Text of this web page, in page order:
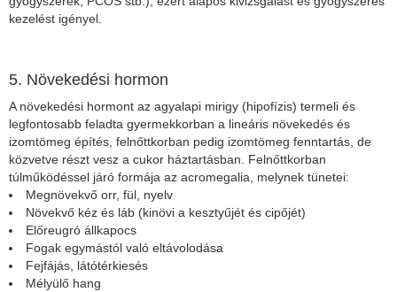
kezelést igényel.
5. Növekedési hormon
A növekedési hormont az agyalapi mirigy (hipofízis) termeli és
legfontosabb feladta gyermekkorban a lineáris növekedés és
izomtömeg építés, felnőttkorban pedig izomtömeg fenntartás, de
közvetve részt vesz a cukor háztartásban. Felnőttkorban
túlműködéssel járó formája az acromegalia, melynek tünetei:
Megnövekvő orr, fül, nyelv
Növekvő kéz és láb (kinövi a kesztyűjét és cipőjét)
Előreugró állkapocs
Fogak egymástól való eltávolodása
Fejfájás, látótérkiesés
Mélyülő hang